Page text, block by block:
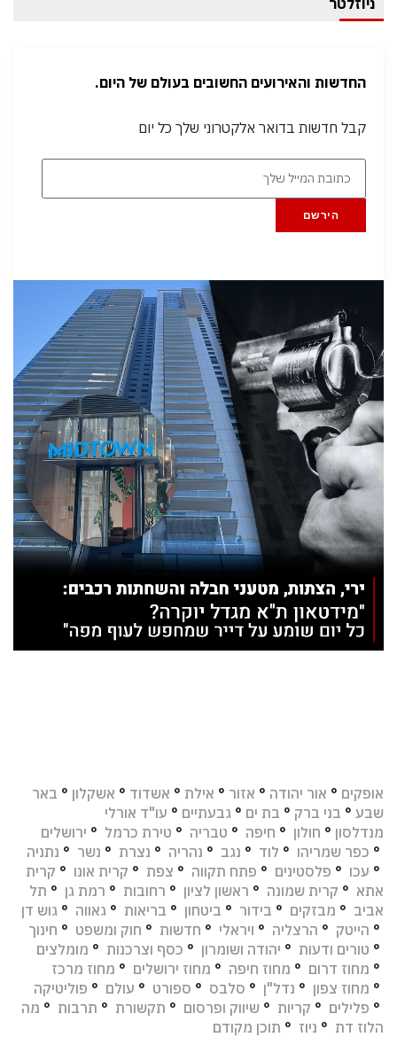
החדשות והאירועים החשובים בעולם של היום.
קבל חדשות בדואר אלקטרוני שלך כל יום
הירשם
אופקים ° אור יהודה ° אזור ° אילת ° אשדוד ° אשקלון ° באר
שבע ° בני ברק ° בת ים ° גבעתיים ° עו"ד אורלי
מנדלסון ° חולון ° חיפה ° טבריה ° טירת כרמל ° ירושלים
° כפר שמריהו ° לוד ° נגב ° נהריה ° נצרת ° נשר ° נתניה
° עכו ° פלסטינים ° פתח תקווה ° צפת ° קרית אונו ° קרית
אתא ° קרית שמונה ° ראשון לציון ° רחובות ° רמת גן ° תל
אביב ° מבזקים ° בידור ° ביטחון ° בריאות ° גאווה ° גוש דן
° הייטק ° הרצליה ° ויראלי ° חדשות ° חוק ומשפט ° חינוך
° טורים ודעות ° יהודה ושומרון ° כסף וצרכנות ° מומלצים
° מחוז דרום ° מחוז חיפה ° מחוז ירושלים ° מחוז מרכז
° מחוז צפון ° נדל"ן ° סלבס ° ספורט ° עולם ° פוליטיקה
° פלילים ° קריות ° שיווק ופרסום ° תקשורת ° תרבות ° מה
הלוז דת ° ניוז ° תוכן מקודם